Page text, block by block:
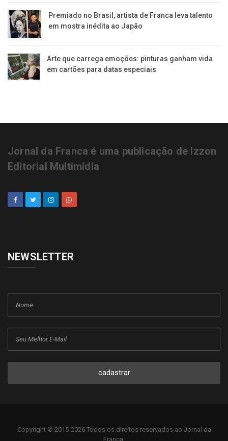
Premiado no Brasil, artista de Franca leva talento
em mostra inédita ao Japão
Arte que carrega emoções: pinturas ganham vida
em cartões para datas especiais
Jornal da Franca é uma publicação de Izzon
Editorial Multimídia
NEWSLETTER
cadastrar
Copyright © 2015-2026 Todos os direitos reservados ao Jornal da
Franca.